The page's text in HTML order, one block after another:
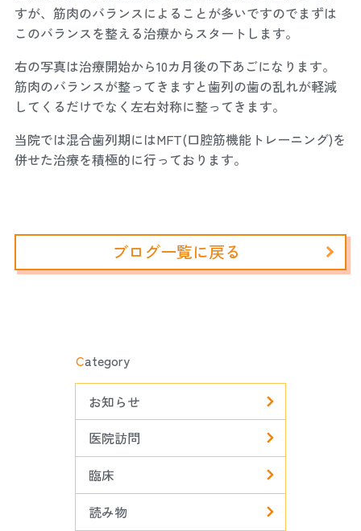
すが、筋肉のバランスによることが多いですのでまずは
このバランスを整える治療からスタートします。
右の写真は治療開始から10カ月後の下あごになります。
筋肉のバランスが整ってきますと歯列の歯の乱れが軽減
してくるだけでなく左右対称に整ってきます。
当院では混合歯列期にはMFT(口腔筋機能トレーニング)を
併せた治療を積極的に行っております。
ブログ一覧に戻る
Category
お知らせ
医院訪問
臨床
読み物